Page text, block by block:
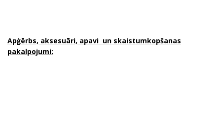
Apģērbs, aksesuāri, apavi un skaistumkopšanas
pakalpojumi: